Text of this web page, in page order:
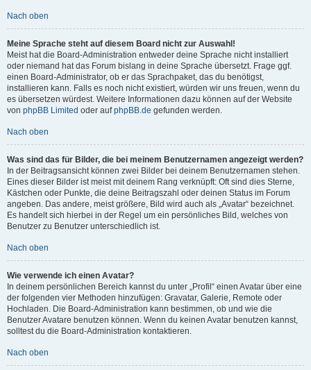
Nach oben
Meine Sprache steht auf diesem Board nicht zur Auswahl!
Meist hat die Board-Administration entweder deine Sprache nicht installiert
oder niemand hat das Forum bislang in deine Sprache übersetzt. Frage ggf.
einen Board-Administrator, ob er das Sprachpaket, das du benötigst,
installieren kann. Falls es noch nicht existiert, würden wir uns freuen, wenn du
es übersetzen würdest. Weitere Informationen dazu können auf der Website
von phpBB Limited oder aufphpBB.de gefunden werden.
Nach oben
Was sind das für Bilder, die bei meinem Benutzernamen angezeigt werden?
In der Beitragsansicht können zwei Bilder bei deinem Benutzernamen stehen.
Eines dieser Bilder ist meist mit deinem Rang verknüpft: Oft sind dies Sterne,
Kästchen oder Punkte, die deine Beitragszahl oder deinen Status im Forum
angeben. Das andere, meist größere, Bild wird auch als „Avatar“ bezeichnet.
Es handelt sich hierbei in der Regel um ein persönliches Bild, welches von
Benutzer zu Benutzer unterschiedlich ist.
Nach oben
Wie verwende ich einen Avatar?
In deinem persönlichen Bereich kannst du unter „Profil“ einen Avatar über eine
der folgenden vier Methoden hinzufügen: Gravatar, Galerie, Remote oder
Hochladen. Die Board-Administration kann bestimmen, ob und wie die
Benutzer Avatare benutzen können. Wenn du keinen Avatar benutzen kannst,
solltest du die Board-Administration kontaktieren.
Nach oben